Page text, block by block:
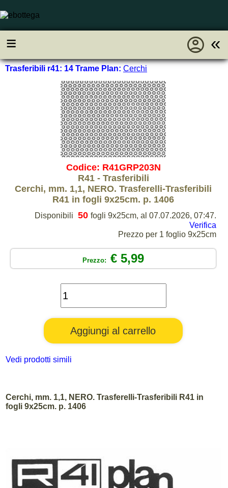
≡ «
account_circle
Trasferibili r41: 14 Trame Plan: Cerchi
Codice: R41GRP203N
R41 - Trasferibili
Cerchi, mm. 1,1, NERO. Trasferelli-Trasferibili
R41 in fogli 9x25cm. p. 1406
Disponibili 50 fogli 9x25cm, al 07.07.2026, 07:47.
Verifica
Prezzo per 1 foglio 9x25cm
Prezzo: € 5,99
Vedi prodotti simili
Cerchi, mm. 1,1, NERO. Trasferelli-Trasferibili R41 in
fogli 9x25cm. p. 1406